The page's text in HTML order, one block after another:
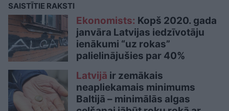
SAISTĪTIE RAKSTI
Ekonomists: Kopš 2020. gada
janvāra Latvijas iedzīvotāju
ienākumi “uz rokas”
palielinājušies par 40%
Latvijā ir zemākais
neapliekamais minimums
Baltijā – minimālās algas